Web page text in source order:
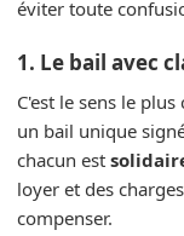
éviter toute
1. Le bail avec
C'est le sens le
un bail unique
chacun est
loyer et des
compenser.